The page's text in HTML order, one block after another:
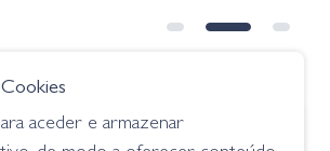
13.50
Cookies
aceder e armazenar